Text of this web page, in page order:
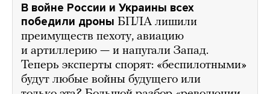
В войне России и Украины всех
победили дроны БПЛА лишили
преимуществ пехоту, авиацию
и артиллерию — и напугали Запад.
Теперь эксперты спорят: «беспилотными»
будут любые войны будущего или